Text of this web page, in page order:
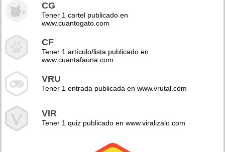
CG
Tener 1 cartel publicado en
www.cuantogato.com
CF
Tener 1 artículo/lista publicado en
www.cuantafauna.com
VRU
Tener 1 entrada publicada en www.vrutal.com
VIR
Tener 1 quiz publicado en www.viralizalo.com